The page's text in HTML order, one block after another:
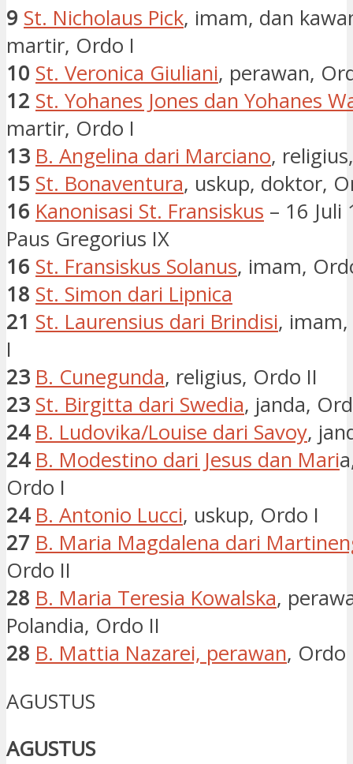
9 St. Nicholaus Pick, imam, dan
martir, Ordo I
10 St. Veronica Giuliani, perawan,
12 St. Yohanes Jones dan Yohanes
martir, Ordo I
13 B. Angelina dari Marciano,
15 St. Bonaventura, uskup, doktor,
16 Kanonisasi St. Fransiskus – 16 Juli
Paus Gregorius IX
16 St. Fransiskus Solanus, imam,
18 St. Simon dari Lipnica
21 St. Laurensius dari Brindisi,
I
23 B. Cunegunda, religius, Ordo II
23 St. Birgitta dari Swedia, janda,
24 B. Ludovika/Louise dari Savoy,
24 B. Modestino dari Jesus dan Mari
Ordo I
24 B. Antonio Lucci, uskup, Ordo I
27 B. Maria Magdalena dari
Ordo II
28 B. Maria Teresia Kowalska,
Polandia, Ordo II
28 B. Mattia Nazarei, perawan, Ordo
AGUSTUS
AGUSTUS